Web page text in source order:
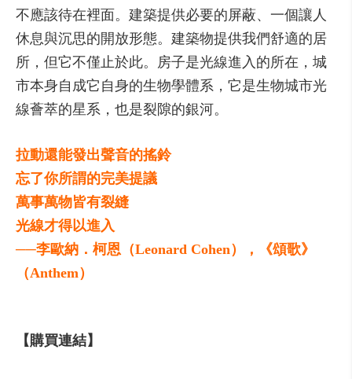
不應該待在裡面。建築提供必要的屏蔽、一個讓人
休息與沉思的開放形態。建築物提供我們舒適的居
所，但它不僅止於此。房子是光線進入的所在，城
市本身自成它自身的生物學體系，它是生物城市光
線薈萃的星系，也是裂隙的銀河。
拉動還能發出聲音的搖鈴
忘了你所謂的完美提議
萬事萬物皆有裂縫
光線才得以進入
──李歐納．柯恩（Leonard Cohen），《頌歌》
（Anthem）
【購買連結】